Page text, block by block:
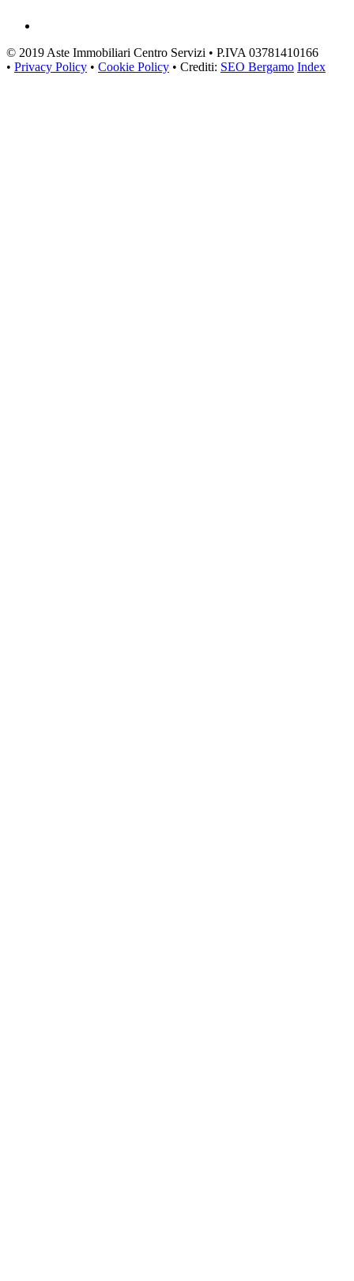
© 2019 Aste Immobiliari Centro Servizi • P.IVA 03781410166
• Privacy Policy • Cookie Policy • Crediti: SEO Bergamo Index